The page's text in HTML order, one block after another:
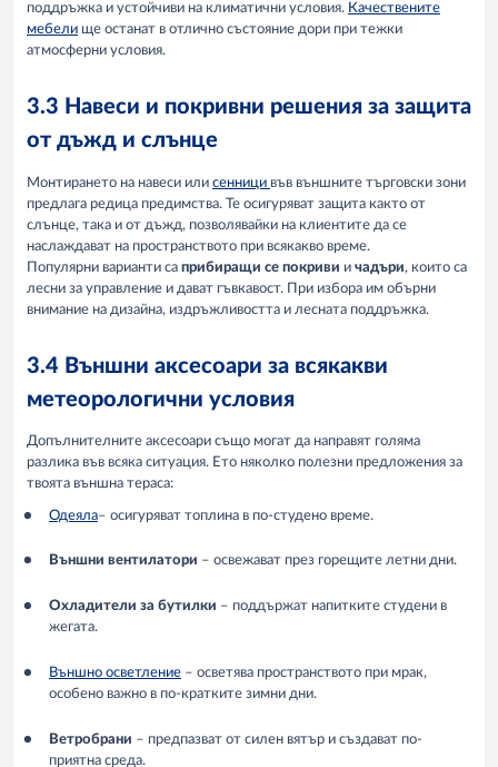
поддръжка и устойчиви на климатични условия. Качествените
мебели ще останат в отлично състояние дори при тежки
атмосферни условия.
3.3 Навеси и покривни решения за защита
от дъжд и слънце
Монтирането на навеси или сенници във външните търговски зони
предлага редица предимства. Те осигуряват защита както от
слънце, така и от дъжд, позволявайки на клиентите да се
наслаждават на пространството при всякакво време.
Популярни варианти са прибиращи се покриви и чадъри, които са
лесни за управление и дават гъвкавост. При избора им обърни
внимание на дизайна, издръжливостта и лесната поддръжка.
3.4 Външни аксесоари за всякакви
метеорологични условия
Допълнителните аксесоари също могат да направят голяма
разлика във всяка ситуация. Ето няколко полезни предложения за
твоята външна тераса:
Одеяла– осигуряват топлина в по-студено време.
Външни вентилатори – освежават през горещите летни дни.
Охладители за бутилки – поддържат напитките студени в
жегата.
Външно осветление – осветява пространството при мрак,
особено важно в по-кратките зимни дни.
Ветробрани – предпазват от силен вятър и създават по-
приятна среда.